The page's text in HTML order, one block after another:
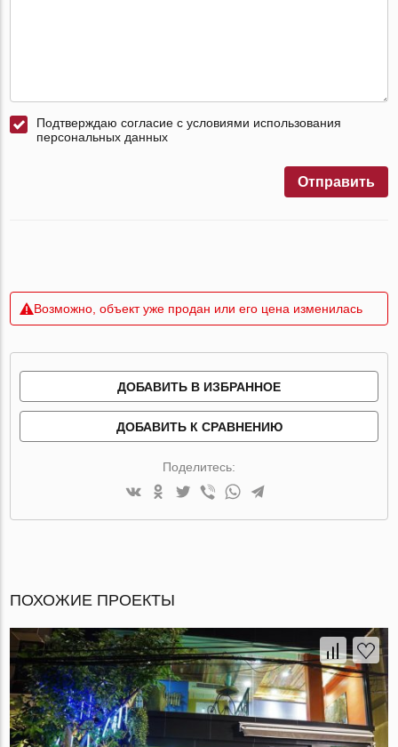
Подтверждаю согласие с условиями использования
персональных данных
Отправить
Возможно, объект уже продан или его цена изменилась
ДОБАВИТЬ В ИЗБРАННОЕ
ДОБАВИТЬ К СРАВНЕНИЮ
Поделитесь:
ПОХОЖИЕ ПРОЕКТЫ